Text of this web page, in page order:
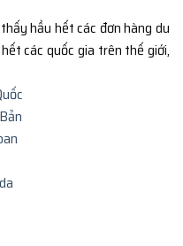
hầu hết các đơn hàng du
các quốc gia trên thế giới,